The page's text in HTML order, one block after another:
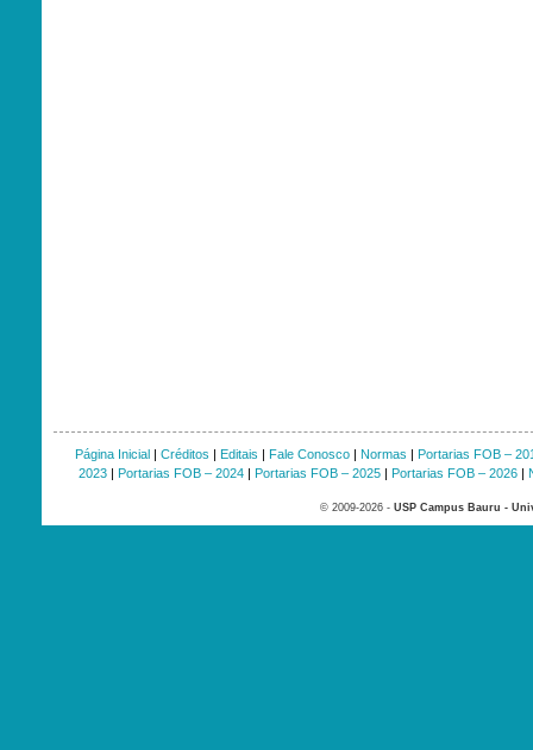
Página Inicial| Créditos | Editais | Fale Conosco| Normas | Portarias FOB –
2023| Portarias FOB – 2024| Portarias FOB – 2025| Portarias FOB – 2026|
© 2009-2026 - USP Campus Bauru -